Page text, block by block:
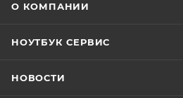
О КОМПАНИИ
НОУТБУК СЕРВИС
НОВОСТИ